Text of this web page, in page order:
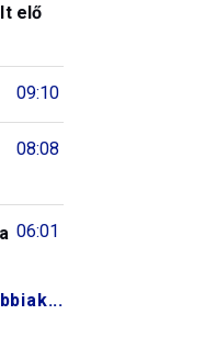
elő
09:10
08:08
06:01